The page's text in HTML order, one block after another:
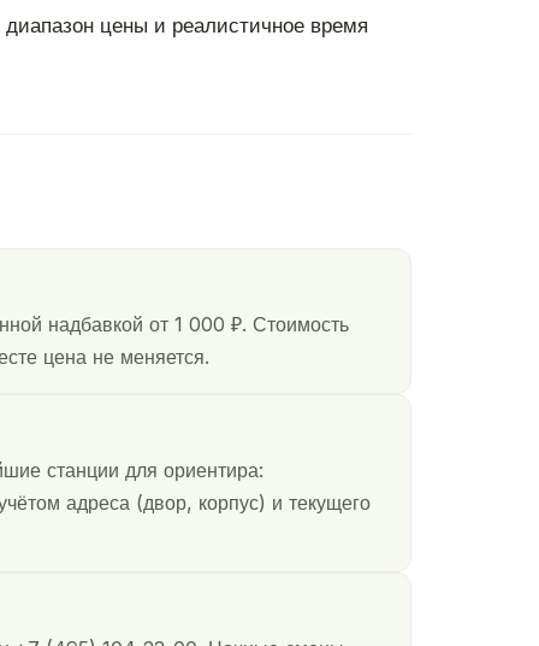
цены и реалистичное время
надбавкой от 1 000 ₽. Стоимость
цена не меняется.
станции для ориентира:
адреса (двор, корпус) и текущего